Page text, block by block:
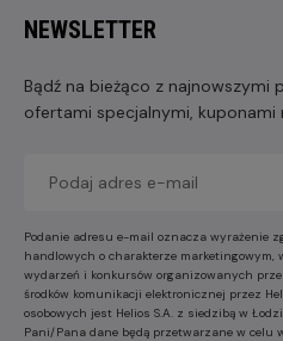
NEWSLETTER
Bądź na bieżąco z najnowszymi
ofertami specjalnymi,
Podanie adresu e-mail oznacza wyrażenie
handlowych o charakterze marketingowym,
wydarzeń i konkursów organizowanych
środków komunikacji elektronicznej przez
osobowych jest Helios S.A. z siedzibą w
Pani/Pana dane będą przetwarzane w celu